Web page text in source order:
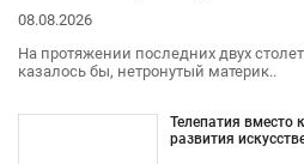
08.08.2026
На протяжении последних двух
казалось бы, нетронутый материк..
Телепатия вместо
развития